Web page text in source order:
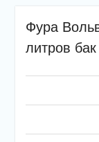
Фура
литров